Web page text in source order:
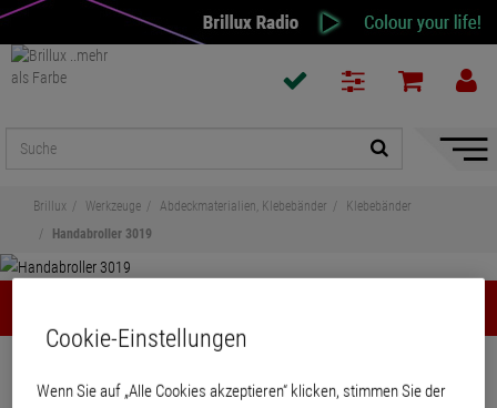
Brillux Werkzeuge Abdeckmaterialien, Klebebänder
Klebebänder
Handabroller 3019
Cookie-Einstellungen
Wenn Sie auf „Alle Cookies akzeptieren“ klicken, stimmen Sie der